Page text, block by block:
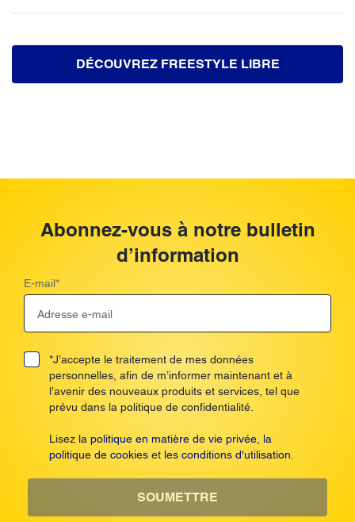
DÉCOUVREZ FREESTYLE LIBRE
Abonnez-vous à notre bulletin
d’information
E-mail*
*J’accepte le traitement de mes données
personnelles, afin de m’informer maintenant et à
l’avenir des nouveaux produits et services, tel que
prévu dans la politique de confidentialité.
Lisez la politique en matière de vie privée la
politique de cookies et les conditions d'utilisation
SOUMETTRE